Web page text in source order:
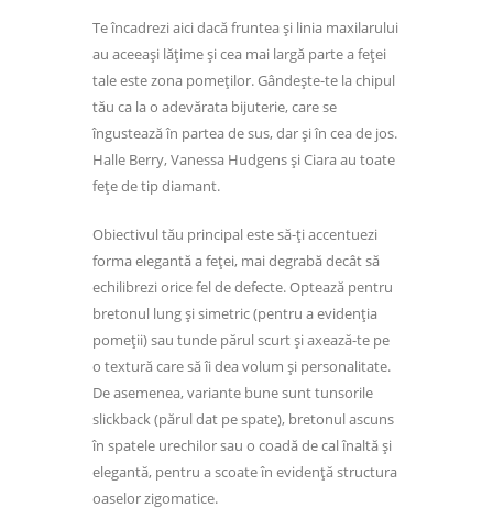
Te încadrezi aici dacă fruntea și linia maxilarului
au aceeași lățime și cea mai largă parte a feței
tale este zona pomeților. Gândește-te la chipul
tău ca la o adevărata bijuterie, care se
îngustează în partea de sus, dar și în cea de jos.
Halle Berry, Vanessa Hudgens și Ciara au toate
fețe de tip diamant.
Obiectivul tău principal este să-ți accentuezi
forma elegantă a feței, mai degrabă decât să
echilibrezi orice fel de defecte. Optează pentru
bretonul lung și simetric (pentru a evidenția
pomeții) sau tunde părul scurt și axează-te pe
o textură care să îi dea volum și personalitate.
De asemenea, variante bune sunt tunsorile
slickback (părul dat pe spate), bretonul ascuns
în spatele urechilor sau o coadă de cal înaltă și
elegantă, pentru a scoate în evidență structura
oaselor zigomatice.